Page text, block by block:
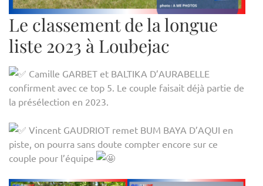
Le classement de la longue
liste 2023 à Loubejac
Camille GARBET et BALTIKA D’AURABELLE
confirment avec ce top 5. Le couple faisait déjà partie de
la présélection en 2023.
Vincent GAUDRIOT remet BUM BAYA D’AQUI en
piste, on pourra sans doute compter encore sur ce
couple pour l’équipe